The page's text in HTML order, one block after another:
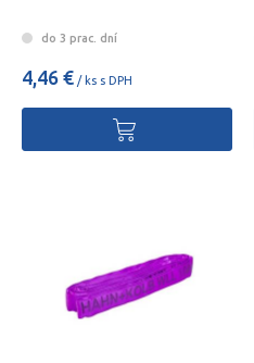
do 3 prac. dní
4,46 € / ks s DPH